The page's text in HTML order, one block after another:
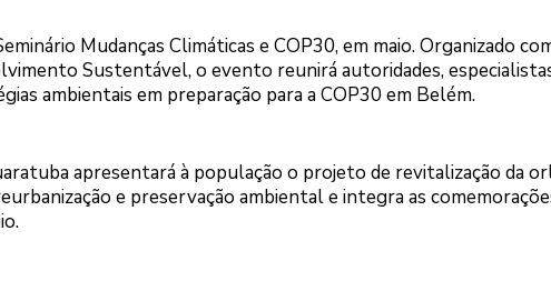
Mudanças Climáticas e COP30, em maio. Organizado
Sustentável, o evento reunirá autoridades,
ambientais em preparação para a COP30 em Belém.
apresentará à população o projeto de revitalização da
e preservação ambiental e integra as